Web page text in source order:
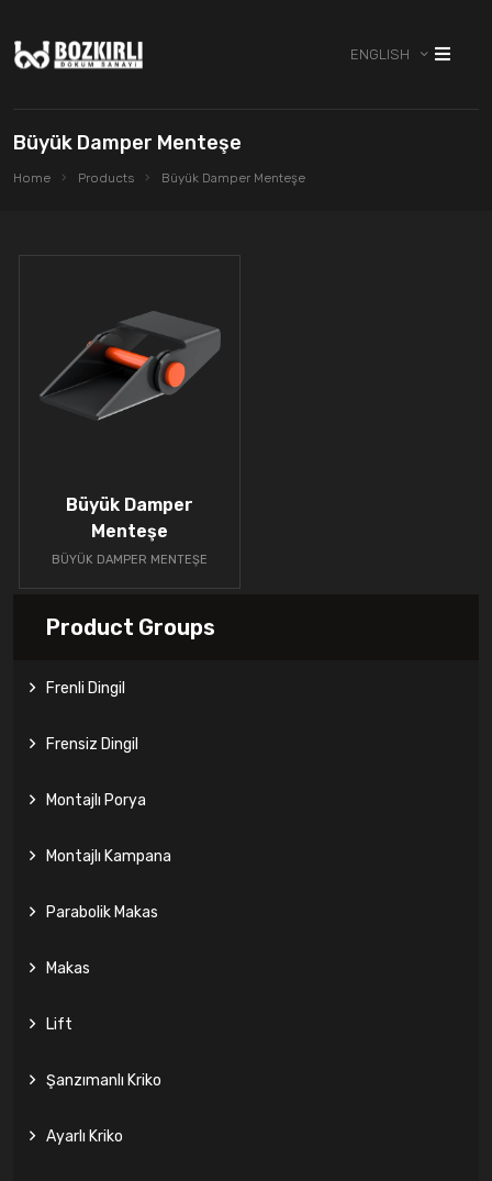
ENGLISH
Büyük Damper Menteşe
Home Products Büyük Damper Menteşe
Büyük Damper
Menteşe
BÜYÜK DAMPER MENTEŞE
Product Groups
Frenli Dingil
Frensiz Dingil
Montajlı Porya
Montajlı Kampana
Parabolik Makas
Makas
Lift
Şanzımanlı Kriko
Ayarlı Kriko